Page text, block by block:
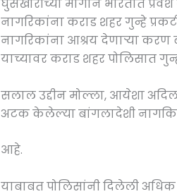
घुसखोरीच्या मार्गाने भारतात
नागरिकांना कराड शहर गुन्हे
नागरिकांना आश्रय देणाऱ्या करण
याच्यावर कराड शहर पोलिसात
सलाल उद्दीन मोल्ला, आयेशा
अटक केलेल्या बांगलादेशी
आहे.
याबाबत पोलिसांनी दिलेली अधिक